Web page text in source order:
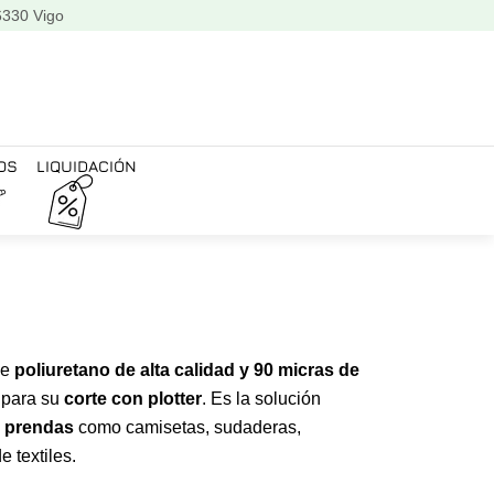
Vigo
LIQUIDACIÓN
poliuretano de alta calidad y 90 micras de
su corte con plotter. Es la solución
prendas como camisetas, sudaderas,
textiles.